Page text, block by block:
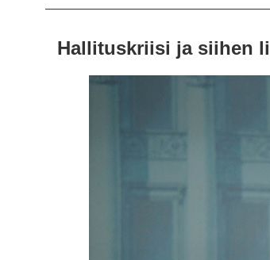
Hallituskriisi ja siihen